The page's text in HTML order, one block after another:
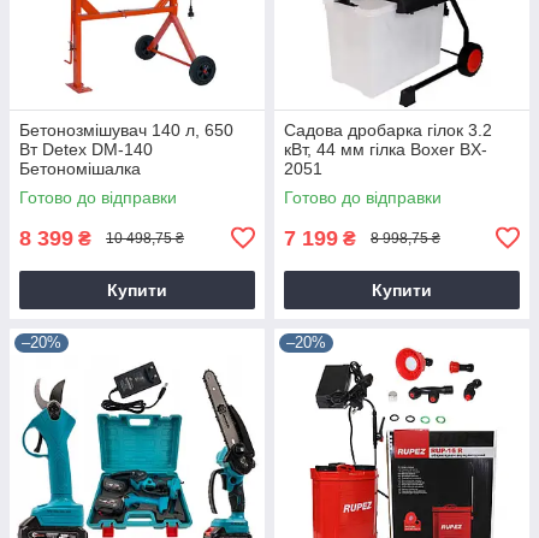
Бетонозмішувач 140 л, 650
Вт Detex DM-140
Бетономішалка
Готово до відправки
8 399 ₴ 10 498,75 ₴
Купити
Садова дробарка гілок 3.2
кВт, 44 мм гілка Boxer BX-
2051
Готово до відправки
7 199 ₴ 8 998,75 ₴
Купити
–20% –20%